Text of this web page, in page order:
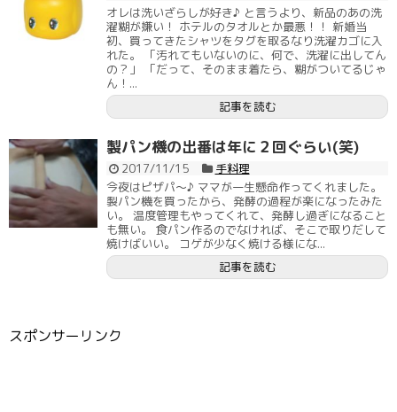
オレは洗いざらしが好き♪ と言うより、新品のあの洗
濯糊が嫌い！ ホテルのタオルとか最悪！！ 新婚当
初、買ってきたシャツをタグを取るなり洗濯カゴに入
れた。 「汚れてもいないのに、何で、洗濯に出してん
の？」 「だって、そのまま着たら、糊がついてるじゃ
ん！...
記事を読む
製パン機の出番は年に２回ぐらい(笑)
2017/11/15
手料理
今夜はピザパ～♪ ママが一生懸命作ってくれました。
製パン機を買ったから、発酵の過程が楽になったみた
い。 温度管理もやってくれて、発酵し過ぎになること
も無い。 食パン作るのでなければ、そこで取りだして
焼けばいい。 コゲが少なく焼ける様にな...
記事を読む
スポンサーリンク